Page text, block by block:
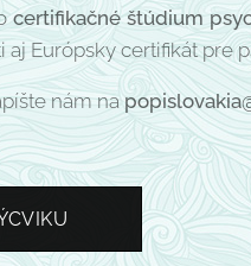
certifikačné štúdium
aj Európsky certifikát pre
nám na